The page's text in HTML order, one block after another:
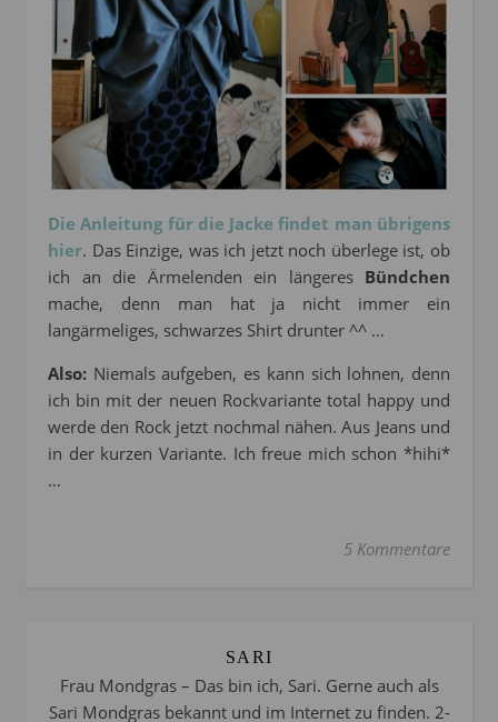
Die Anleitung für die Jacke findet man übrigens
hier. Das Einzige, was ich jetzt noch überlege ist, ob
ich an die Ärmelenden ein längeres Bündchen
mache, denn man hat ja nicht immer ein
langärmeliges, schwarzes Shirt drunter ^^ …
Also: Niemals aufgeben, es kann sich lohnen, denn
ich bin mit der neuen Rockvariante total happy und
werde den Rock jetzt nochmal nähen. Aus Jeans und
in der kurzen Variante. Ich freue mich schon *hihi*
…
5 Kommentare
SARI
Frau Mondgras – Das bin ich, Sari. Gerne auch als
Sari Mondgras bekannt und im Internet zu finden. 2-